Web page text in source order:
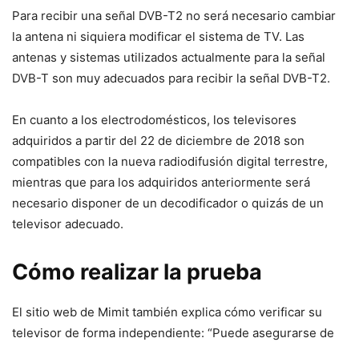
Para recibir una señal DVB-T2 no será necesario cambiar
la antena ni siquiera modificar el sistema de TV. Las
antenas y sistemas utilizados actualmente para la señal
DVB-T son muy adecuados para recibir la señal DVB-T2.
En cuanto a los electrodomésticos, los televisores
adquiridos a partir del 22 de diciembre de 2018 son
compatibles con la nueva radiodifusión digital terrestre,
mientras que para los adquiridos anteriormente será
necesario disponer de un decodificador o quizás de un
televisor adecuado.
Cómo realizar la prueba
El sitio web de Mimit también explica cómo verificar su
televisor de forma independiente: “Puede asegurarse de